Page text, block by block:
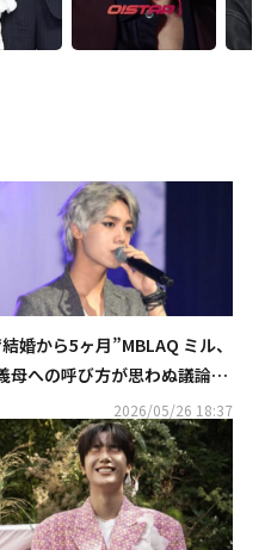
結婚から5ヶ月”MBLAQ ミル、
母への呼び方が思わぬ議論
に…ネットユーザーからは賛否
論
2026/05/26 18:37